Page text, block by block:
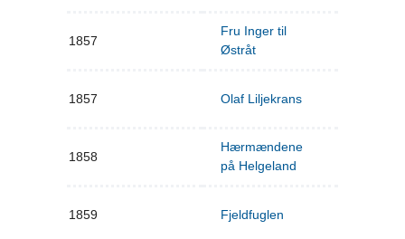
1857
Fru Inger til
Østråt
1857 Olaf Liljekrans
1858
Hærmændene
på Helgeland
1859 Fjeldfuglen